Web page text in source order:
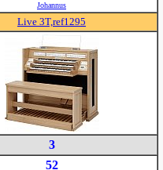
Johannus
Live 3T,ref1295
3
52